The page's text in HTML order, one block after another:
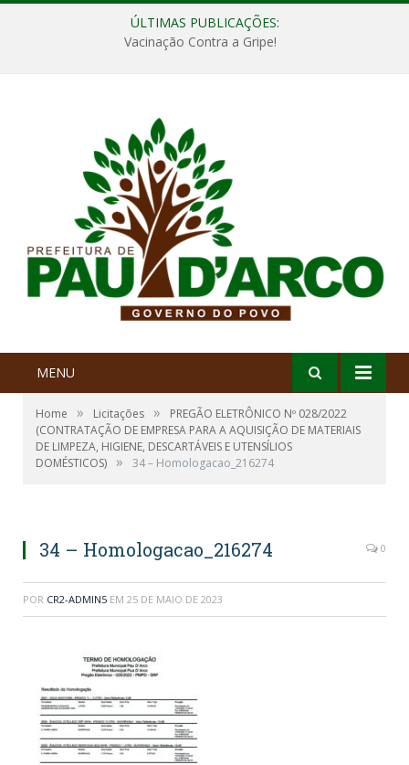
ÚLTIMAS PUBLICAÇÕES:
Vacinação Contra a Gripe!
MENU
Home » Licitações »
PREGÃO ELETRÔNICO Nº 028/2022
(CONTRATAÇÃO DE EMPRESA PARA A AQUISIÇÃO DE MATERIAIS
DE LIMPEZA, HIGIENE, DESCARTÁVEIS E UTENSÍLIOS
DOMÉSTICOS) » 34 – Homologacao_216274
34 – Homologacao_216274 0
POR CR2-ADMIN5 EM 25 DE MAIO DE 2023